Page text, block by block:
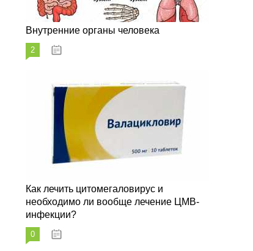
Внутренние органы человека
2
Как лечить цитомегаловирус и
необходимо ли вообще лечение ЦМВ-
инфекции?
0